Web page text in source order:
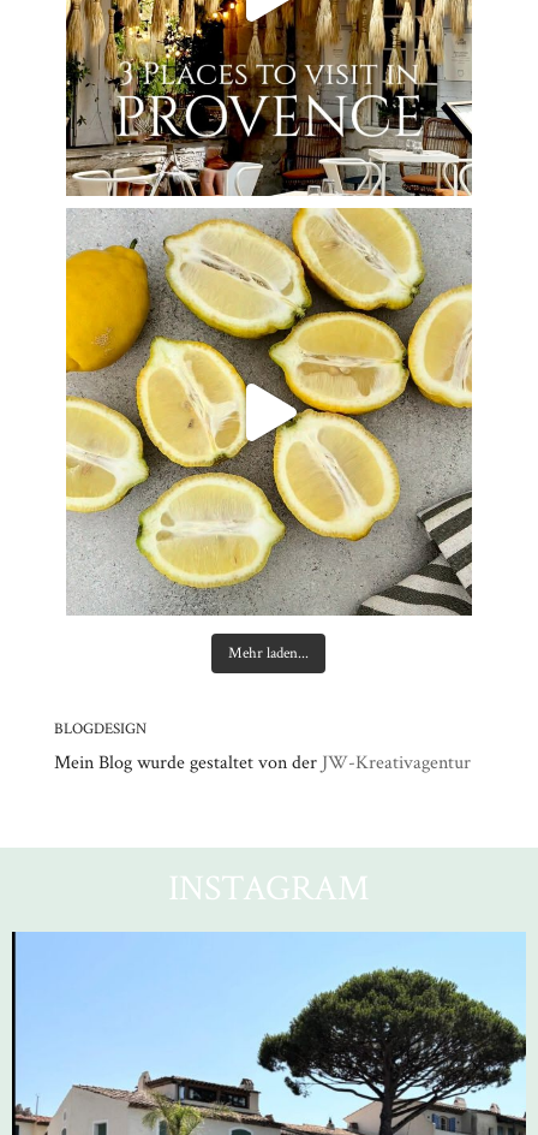
Mehr laden...
BLOGDESIGN
Mein Blog wurde gestaltet von der JW-Kreativagentur
INSTAGRAM